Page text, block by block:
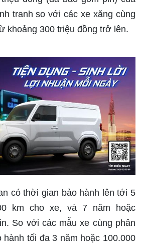
tranh so với các xe xăng cùng
khoảng 300 triệu đồng trở lên.
có thời gian bảo hành lên tới 5
km cho xe, và 7 năm hoặc
So với các mẫu xe cùng phân
hành tối đa 3 năm hoặc 100.000